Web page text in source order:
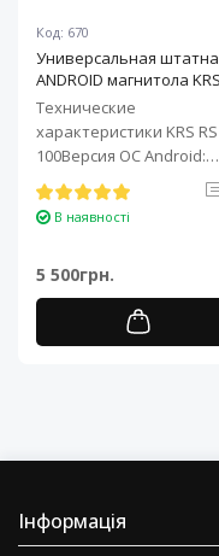
Код: 670
Универсальная
ANDROID магнитола KRS
RS 100 9" 1/32 GB
Технические
характеристики KRS RS
100Версия ОС Android:
Android 11Процессор: 4-
ядерный ARM Cortex-
В наявності
5 500грн.
Інформація